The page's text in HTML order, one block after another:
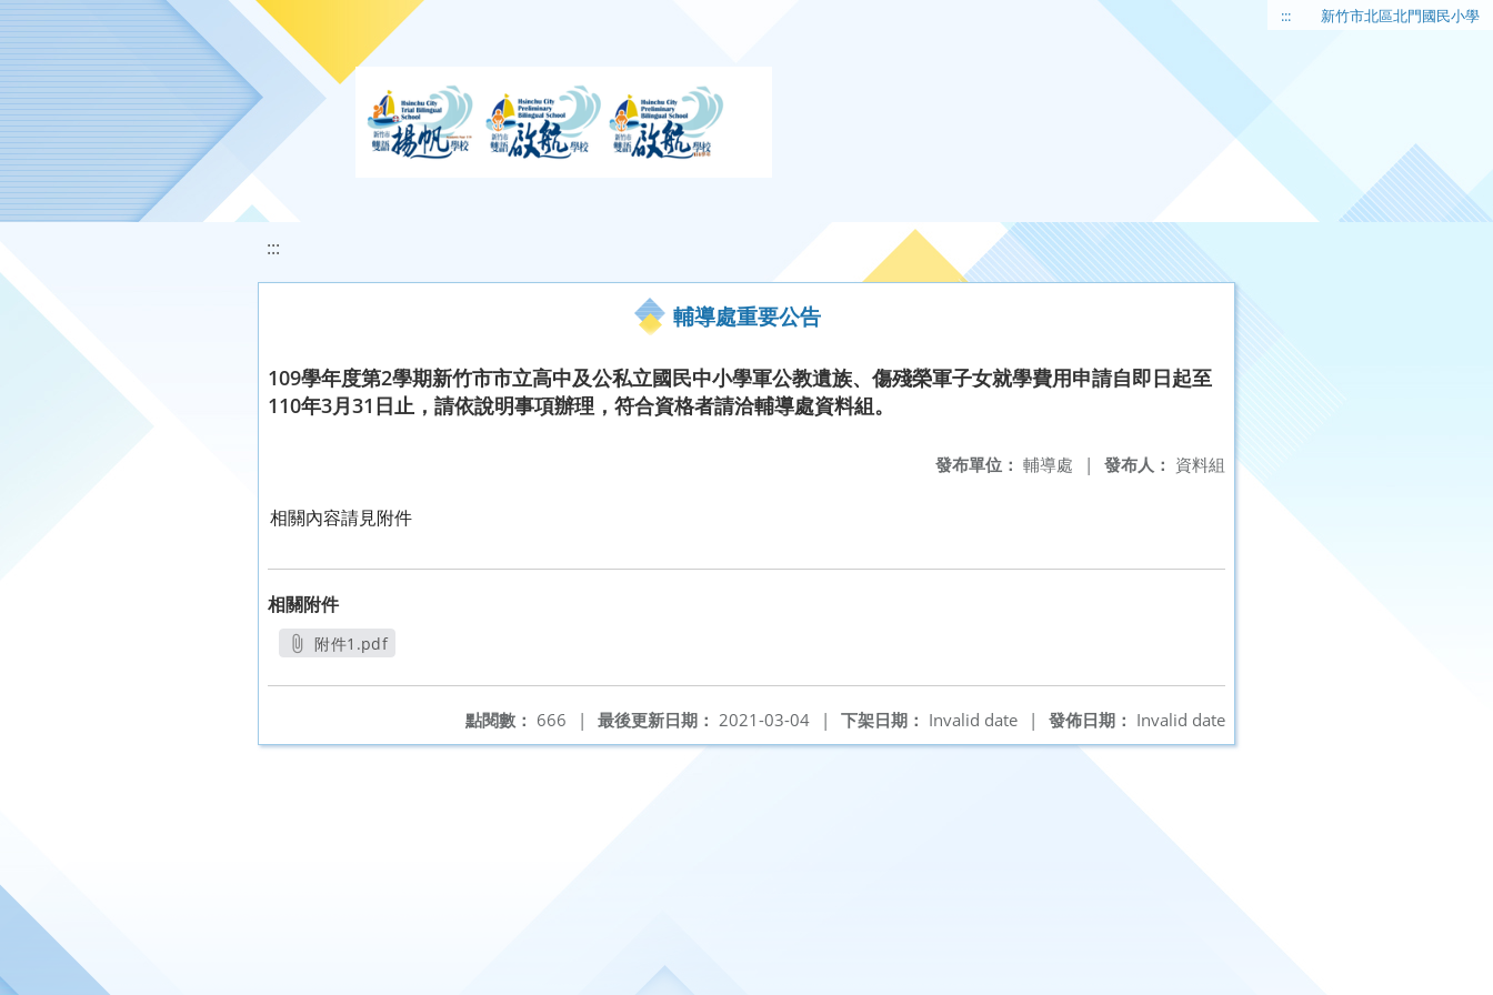
移至網頁之主要內容區位置 ::: 新竹市北區北門國民小學
:::
輔導處重要公告
109學年度第2學期新竹市市立高中及公私立國民中小學軍公教遺族、傷殘榮軍子女就學費用申請自即日起至
110年3月31日止，請依說明事項辦理，符合資格者請洽輔導處資料組。
發布人： 資料組
發布單位： 輔導處 |
相關內容請見附件
相關附件
附件1.pdf
發佈日期： Invalid date
下架日期： Invalid date |
最後更新日期： 2021-03-04 |
點閱數： 666 |